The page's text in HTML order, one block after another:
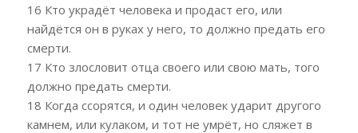
16 Кто украдёт человека и продаст его, или
найдётся он в руках у него, то должно предать его
смерти.
17 Кто злословит отца своего или свою мать, того
должно предать смерти.
18 Когда ссорятся, и один человек ударит другого
камнем, или кулаком, и тот не умрёт, но сляжет в